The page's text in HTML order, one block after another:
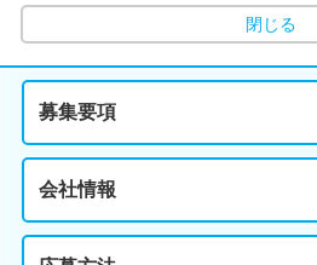
閉じる
募集要項
会社情報